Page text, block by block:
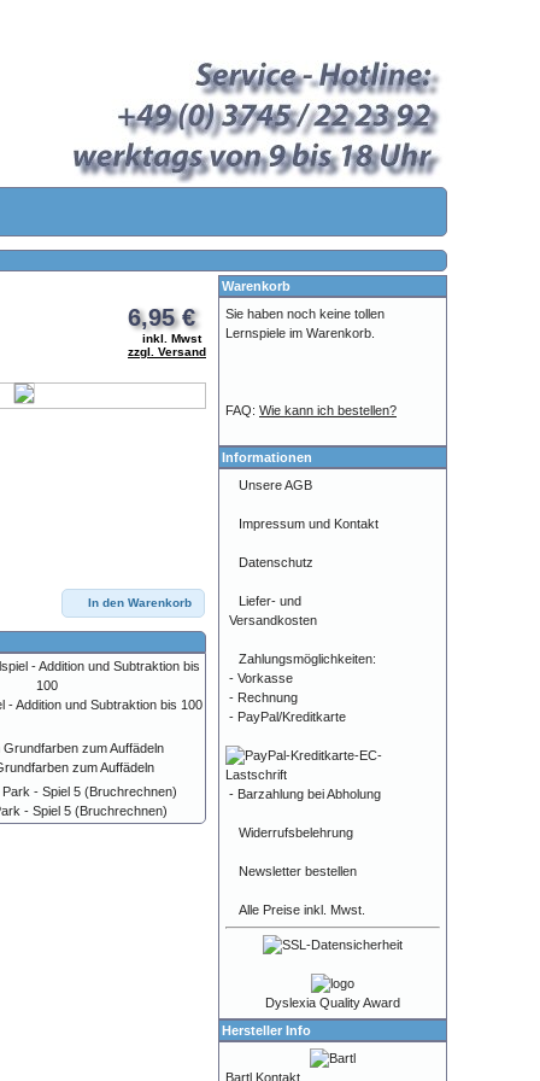
6,95 €
inkl. Mwst
zzgl. Versand
In den Warenkorb
- Addition und Subtraktion bis 100
zum Auffädeln
- Spiel 5 (Bruchrechnen)
Warenkorb
Sie haben noch keine tollen
Lernspiele im Warenkorb.
FAQ: Wie kann ich bestellen?
Informationen
Unsere AGB
Impressum und Kontakt
Datenschutz
Liefer- und
Versandkosten
Zahlungsmöglichkeiten:
- Vorkasse
- Rechnung
- PayPal/Kreditkarte
- Barzahlung bei Abholung
Widerrufsbelehrung
Newsletter bestellen
Alle Preise inkl. Mwst.
Dyslexia Quality Award
Hersteller Info
Bartl Kontakt